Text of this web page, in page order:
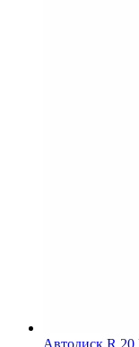
Автодиск R 20